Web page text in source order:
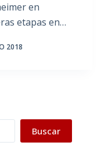
en
etapas en…
2018
Buscar